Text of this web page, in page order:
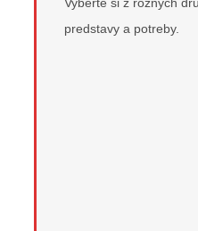
predstavy a potreby.